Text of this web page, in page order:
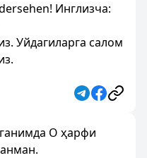
Инглизча:
Уйдагиларга салом
O ҳарфи